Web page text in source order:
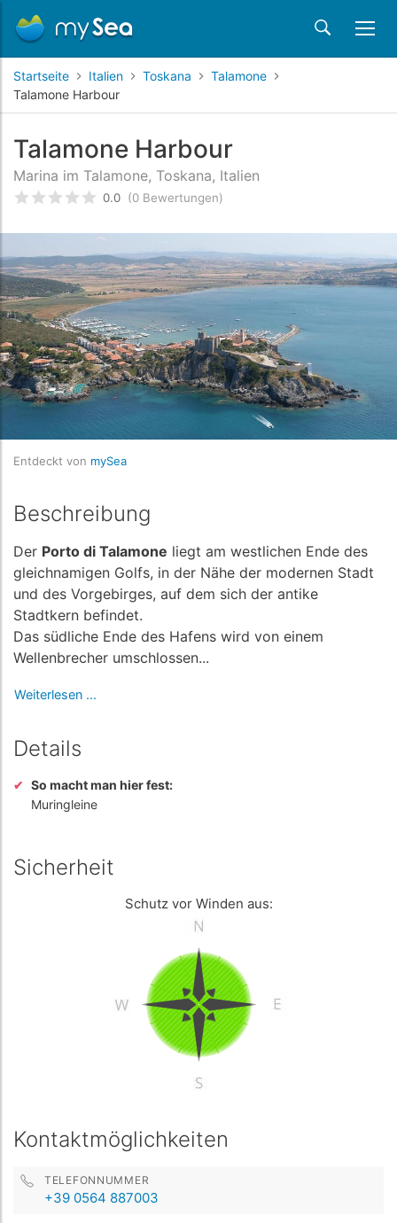
Startseite Italien Toskana
Talamone
Talamone Harbour
Talamone Harbour
Marina im Talamone, Toskana, Italien
bewertet0 /5 beyogen auf
0.0 (0 Bewertungen)
Entdeckt von mySea
Beschreibung
Der Porto di Talamone liegt am westlichen Ende des
gleichnamigen Golfs, in der Nähe der modernen Stadt
und des Vorgebirges, auf dem sich der antike
Stadtkern befindet.
Das südliche Ende des Hafens wird von einem
Wellenbrecher umschlossen...
Weiterlesen ...
Details
So macht man hier fest:
Muringleine
Sicherheit
Schutz vor Winden aus:
Kontaktmöglichkeiten
TELEFONNUMMER
+39 0564 887003